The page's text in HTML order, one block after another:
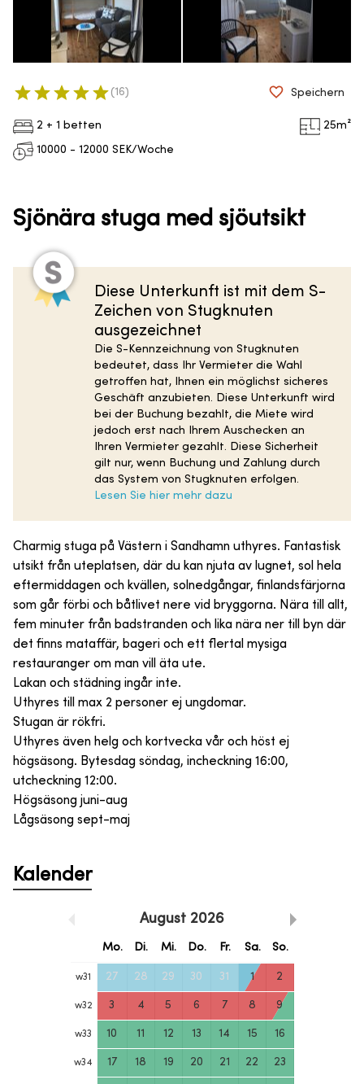
2 + 1 betten 25m²
10000 - 12000 SEK/Woche
( 16 ) Speichern
Sjönära stuga med sjöutsikt
Diese Unterkunft ist mit dem S-
Zeichen von Stugknuten
ausgezeichnet
Die S-Kennzeichnung von Stugknuten
bedeutet, dass Ihr Vermieter die Wahl
getroffen hat, Ihnen ein möglichst sicheres
Geschäft anzubieten. Diese Unterkunft wird
bei der Buchung bezahlt, die Miete wird
jedoch erst nach Ihrem Auschecken an
Ihren Vermieter gezahlt. Diese Sicherheit
gilt nur, wenn Buchung und Zahlung durch
das System von Stugknuten erfolgen.
Lesen Sie hier mehr dazu
Charmig stuga på Västern i Sandhamn uthyres. Fantastisk
utsikt från uteplatsen, där du kan njuta av lugnet, sol hela
eftermiddagen och kvällen, solnedgångar, finlandsfärjorna
som går förbi och båtlivet nere vid bryggorna. Nära till allt,
fem minuter från badstranden och lika nära ner till byn där
det finns mataffär, bageri och ett flertal mysiga
restauranger om man vill äta ute.
Lakan och städning ingår inte.
Uthyres till max 2 personer ej ungdomar.
Stugan är rökfri.
Uthyres även helg och kortvecka vår och höst ej
högsäsong. Bytesdag söndag, incheckning 16:00,
utcheckning 12:00.
Högsäsong juni-aug
Lågsäsong sept-maj
Kalender
August 2026
Mo. Di. Mi. Do. Fr. Sa. So.
w31 27 28 29 30 31 1 2
w32 3 4 5 6 7 8 9
w33 10 11 12 13 14 15 16
w34 17 18 19 20 21 22 23